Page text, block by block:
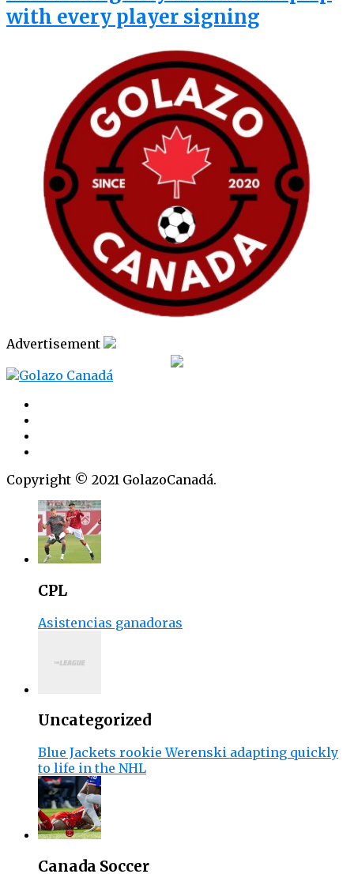
with every player signing
Advertisement
Copyright © 2021 GolazoCanadá.
CPL
Asistencias ganadoras
Uncategorized
Blue Jackets rookie Werenski adapting quickly
to life in the NHL
Canada Soccer